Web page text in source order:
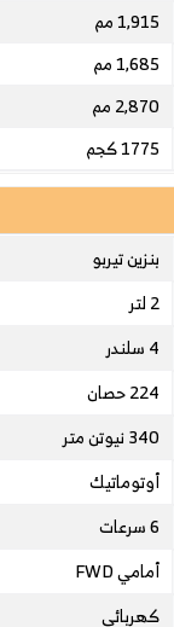
1,915 مم
1,685 مم
2,870 مم
1775 كجم
بنزين تيربو
2 لتر
4 سلندر
224 حصان
340 نيوتن متر
أوتوماتيك
6 سرعات
أمامي FWD
كهربائي